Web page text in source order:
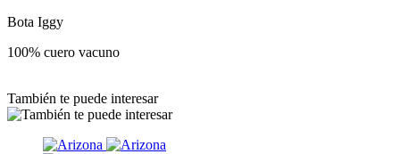
Bota Iggy
100% cuero vacuno
También te puede interesar